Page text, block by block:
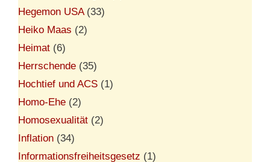
Hegemon USA(33)
Heiko Maas (2)
Heimat (6)
Herrschende (35)
Hochtief und ACS (1)
Homo-Ehe (2)
Homosexualität (2)
Inflation (34)
Informationsfreiheitsgesetz (1)